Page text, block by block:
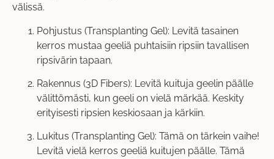
välissä.
Pohjustus (Transplanting Gel): Levitä tasainen
kerros mustaa geeliä puhtaisiin ripsiin tavallisen
ripsivärin tapaan.
Rakennus (3D Fibers): Levitä kuituja geelin päälle
välittömästi, kun geeli on vielä märkää. Keskity
erityisesti ripsien keskiosaan ja kärkiin.
Lukitus (Transplanting Gel): Tämä on tärkein vaihe!
Levitä vielä kerros geeliä kuitujen päälle. Tämä